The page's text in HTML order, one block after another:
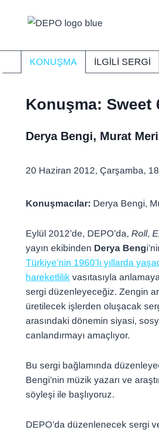
KONUŞMA İLGİLİ SERGI
Konuşma: Sweet
Derya Bengi, Murat
20 Haziran 2012, Çarşamba,
Konuşmacılar: Derya Bengi,
Eylül 2012’de, DEPO’da, Roll,
yayın ekibinden Derya Beng
Türkiye’nin 1960’lı yıllarda
hareketlilik vasıtasıyla
sergi düzenleyeceğiz. Zengin
üretilecek işlerden oluşacak
arasındaki dönemin siyasi,
canlandırmayı amaçlıyor.
Bu sergi bağlamında
Bengi’nin müzik yazarı ve
söyleşi ile başlıyoruz.
DEPO’da düzenlenecek sergi